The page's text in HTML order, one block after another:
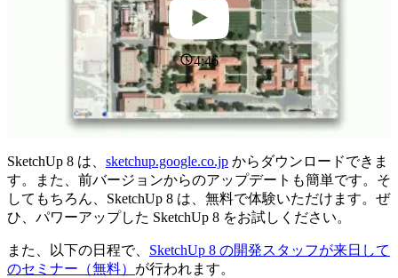
4:46
SketchUp 8 は、 sketchup.google.co.jp からダウンロードできま
す。また、前バージョンからのアップデートも簡単です。そ
してもちろん、SketchUp 8 は、無料で体験いただけます。ぜ
ひ、パワーアップした SketchUp 8 をお試しください。
また、以下の日程で、 SketchUp 8 の開発スタッフが来日して
のセミナー（無料） が行われます。